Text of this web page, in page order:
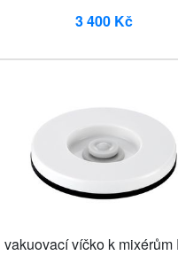
3 400 Kč
víčko k mixérům